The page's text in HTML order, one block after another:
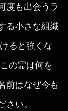
度も出会うラ
る小さな組織
ると強くな
の霊は何を
前はなぜ今も
い。